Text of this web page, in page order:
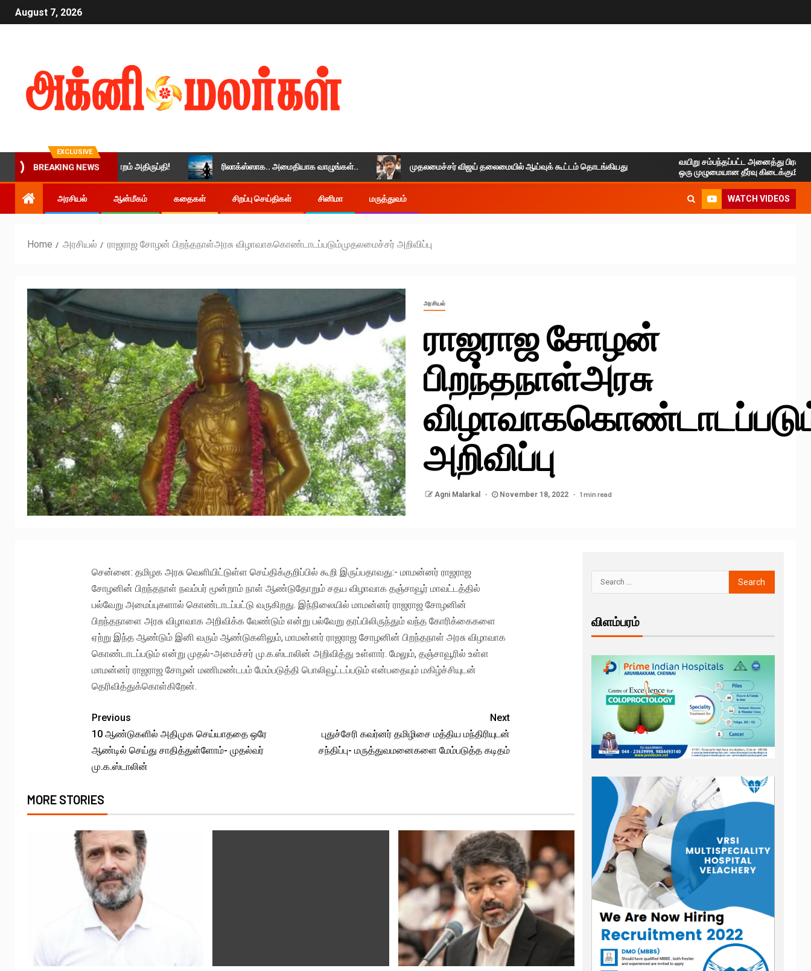
August 7, 2026
EXCLUSIVE
BREAKING NEWS
உச்சநீதிமன்றம் அதிருப்தி! ரிலாக்ஸ்ஸாக.. அமைதியாக வாழுங்கள்.. முதலமைச்சர் விஜய் தலைமையில் ஆய்வுக் கூட்டம் தொடங்கியது
வயிறு சம்பந்தப்பட்ட அனைத்து
ஒரு முழுமையான தீர்வு கிடைக்குமிடம்
அரசியல் ஆன்மீகம் கதைகள் சிறப்பு செய்திகள் சினிமா மருத்துவம் WATCH VIDEOS
Home அரசியல் ராஜராஜ சோழன் பிறந்தநாள்அரசு விழாவாககொண்டாடப்படும்முதலமைச்சர் அறிவிப்பு
அரசியல்
ராஜராஜ சோழன்
பிறந்தநாள்அரசு
அறிவிப்பு
Agni Malarkal November 18, 2022 1 min read
சென்னை: தமிழக அரசு வெளியிட்டுள்ள செய்திக்குறிப்பில் கூறி இருப்பதாவது:- மாமன்னர் ராஜராஜ
சோழனின் பிறந்தநாள் நவம்பர் மூன்றாம் நாள் ஆண்டுதோறும் சதய விழாவாக தஞ்சாவூர் மாவட்டத்தில்
பல்வேறு அமைப்புகளால் கொண்டாடப்பட்டு வருகிறது. இந்நிலையில் மாமன்னர் ராஜராஜ சோழனின்
பிறந்தநாளை அரசு விழாவாக அறிவிக்க வேண்டும் என்று பல்வேறு தரப்பிலிருந்தும் வந்த கோரிக்கைகளை
ஏற்று இந்த ஆண்டும் இனி வரும் ஆண்டுகளிலும், மாமன்னர் ராஜராஜ சோழனின் பிறந்தநாள் அரசு விழாவாக
கொண்டாடப்படும் என்று முதல்-அமைச்சர் மு.க.ஸ்டாலின் அறிவித்து உள்ளார். மேலும், தஞ்சாவூரில் உள்ள
மாமன்னர் ராஜராஜ சோழன் மணிமண்டபம் மேம்படுத்தி பொலிவூட்டப்படும் என்பதையும் மகிழ்ச்சியுடன்
தெரிவித்துக்கொள்கிறேன்.
Previous
10 ஆண்டுகளில் அதிமுக செய்யாததை ஒரே
ஆண்டில் செய்து சாதித்துள்ளோம்- முதல்வர்
மு.க.ஸ்டாலின்
Next
புதுச்சேரி கவர்னர் தமிழிசை மத்திய மந்திரியுடன்
சந்திப்பு- மருத்துவமனைகளை மேம்படுத்த கடிதம்
MORE STORIES
விளம்பரம்